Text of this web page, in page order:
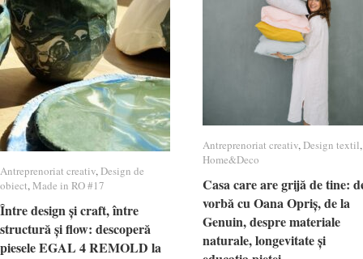
Antreprenoriat creativ,Design textil,
Home&Deco
Casa care are grijă de tine:
vorbă cu Oana Opriș, de la
Genuin, despre materiale
naturale, longevitate și
Antreprenoriat creativ Design textil
Home&Deco
Casa care are grijă de tine:
vorbă cu Oana Opriș, de la
Genuin, despre materiale
naturale, longevitate și
Antreprenoriat creativ,Design de
obiect,Made in RO #17
Între design și craft, între
structură și flow: descoperă
piesele EGAL 4 REMOLD la
Antreprenoriat creativ Design de
obiect Made in RO #17
Între design și craft, între
structură și flow: descoperă
piesele EGAL 4 REMOLD la